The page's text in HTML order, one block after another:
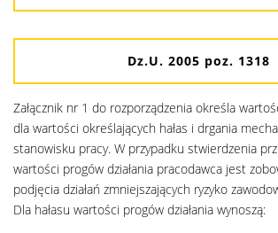
Dz.U. 2005 poz. 1318
Załącznik nr 1 do rozporządzenia określa
dla wartości określających hałas i drgania
stanowisku pracy. W przypadku stwierdzenia
wartości progów działania pracodawca jest
podjęcia działań zmniejszających ryzyko
Dla hałasu wartości progów działania wynoszą: